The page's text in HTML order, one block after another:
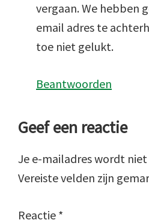
vergaan. We hebben
email adres te
toe niet gelukt.
Beantwoorden
Geef een reactie
Je e-mailadres wordt
Vereiste velden zijn
Reactie *